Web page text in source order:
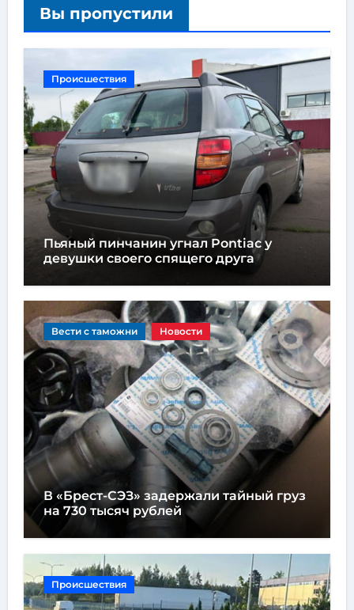
Вы пропустили
Происшествия
Пьяный пинчанин угнал Pontiac у
девушки своего спящего друга
Вести с таможни Новости
В «Брест-СЭЗ» задержали тайный груз
на 730 тысяч рублей
Происшествия